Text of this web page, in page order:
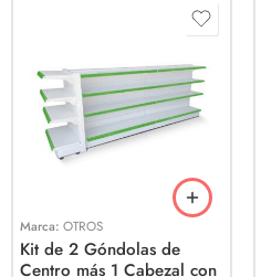
Marca: OTROS
Kit de 2 Góndolas de
Centro más 1 Cabezal con